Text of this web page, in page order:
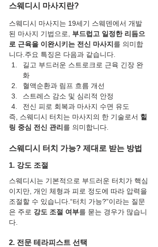
스웨디시 마사지란?
스웨디시 마사지는 19세기 스웨덴에서 개발
된 마사지 기법으로, 부드럽고 일정한 리듬으
로 근육을 이완시키는 전신 마사지 를 의미합
니다.주요 특징은 다음과 같습니다.
길고 부드러운 스트로크로 근육 긴장 완
화
혈액순환과 림프 흐름 개선
스트레스 감소 및 심리적 안정
전신 피로 회복과 마사지 수면 유도
즉, 스웨디시 터치는 마사지의 한 기술로서 힐
링 중심 전신 관리 를 의미합니다.
스웨디시 터치 가능? 제대로 받는 방법
1. 강도 조절
스웨디시는 기본적으로 부드러운 터치가 핵심
이지만, 개인 체형과 피로 정도에 따라 압력을
조절할 수 있습니다.“터치 가능?”이라는 질문
은 주로 강도 조절 여부를 묻는 경우가 많습니
다.
2. 전문 테라피스트 선택